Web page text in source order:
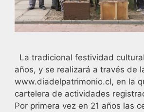
La tradicional festividad
años, y se realizará a través de
www.diadelpatrimonio.cl, en la
cartelera de actividades
Por primera vez en 21 años las